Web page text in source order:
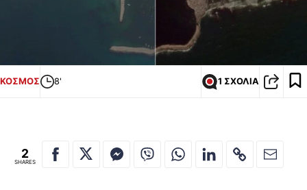
ΚΟΣΜΟΣ 8' 1 ΣΧΟΛΙΑ
2
SHARES